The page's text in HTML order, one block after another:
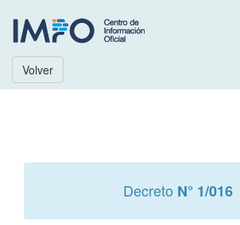
Volver
Decreto N° 1/016